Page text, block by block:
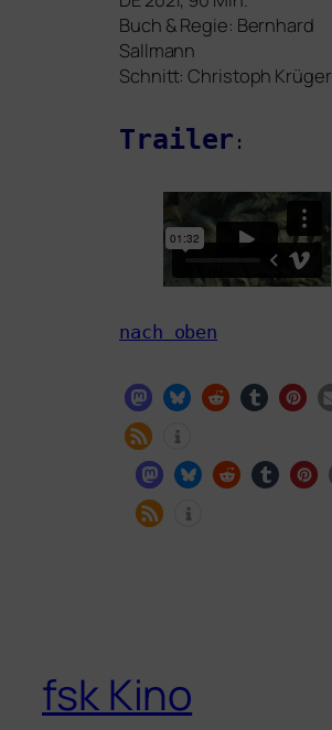
Buch &Regie: Bernhard
Sallmann
Schnitt: Christoph Krüger
Trailer :
nach oben
fsk Kino